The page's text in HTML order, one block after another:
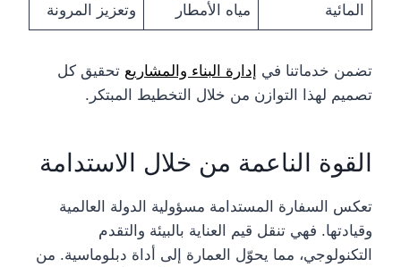
المائية
مياه الأمطار
وتعزيز المرونة
تضمن خدماتنا في إدارة البناء والمشاريع تحقيق كل
تصميم لهذا التوازن من خلال التخطيط المبتكر.
القوة الناعمة من خلال الاستدامة
تعكس السفارة المستدامة مسؤولية الدولة العالمية
وقيادتها. فهي تنقل قيم العناية بالبيئة والتقدم
التكنولوجي، مما يحوّل العمارة إلى أداة دبلوماسية. من